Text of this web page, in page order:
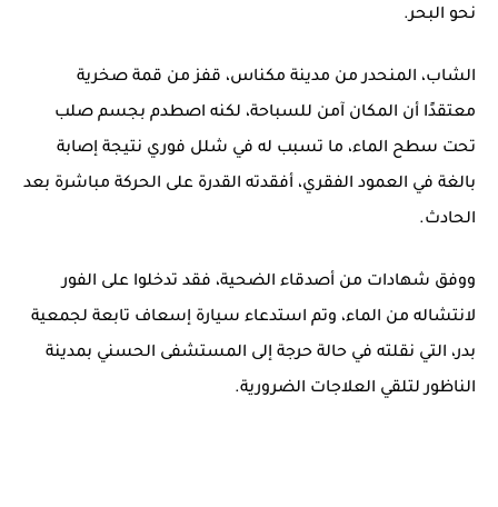
نحو البحر.
الشاب، المنحدر من مدينة مكناس، قفز من قمة صخرية
معتقدًا أن المكان آمن للسباحة، لكنه اصطدم بجسم صلب
تحت سطح الماء، ما تسبب له في شلل فوري نتيجة إصابة
بالغة في العمود الفقري، أفقدته القدرة على الحركة مباشرة بعد
الحادث.
ووفق شهادات من أصدقاء الضحية، فقد تدخلوا على الفور
لانتشاله من الماء، وتم استدعاء سيارة إسعاف تابعة لجمعية
بدر، التي نقلته في حالة حرجة إلى المستشفى الحسني بمدينة
الناظورلتلقي العلاجات الضرورية.